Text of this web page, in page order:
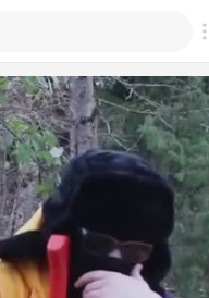
trả lời
lời cho câu hỏi của
BÀI HỌC